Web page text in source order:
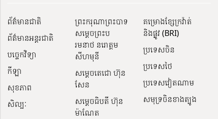
ព័ត៌មានជាតិ
ព័ត៌មានអន្តរជាតិ
បច្ចេកវិទ្យា
កីឡា
សុខភាព
សិល្បៈ
ព្រះករុណាព្រះបាទ
សម្តេចព្រះប
រមនាថ នរោត្តម
សីហមុនី
សម្តេចតេជោ ហ៊ុន
សែន
សម្ដេចធិបតី ហ៊ុន
ម៉ាណែត
គម្រោងខ្សែក្រវ៉ាត់
និងផ្លូវ (BRI)
ប្រទេសចិន
ប្រទេសថៃ
ប្រទេសវៀតណាម
សមុទ្រចិនខាងត្បូង